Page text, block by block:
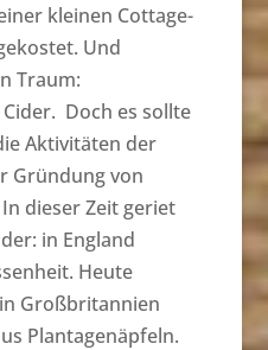
kleinen Cottage-
Und
Traum:
Doch es sollte
Aktivitäten der
Gründung von
dieser Zeit geriet
in England
Heute
Großbritannien
Plantagenäpfeln.